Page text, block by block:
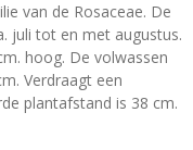
van de Rosaceae. De
juli tot en met augustus.
hoog. De volwassen
Verdraagt een
plantafstand is 38 cm.